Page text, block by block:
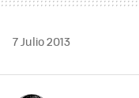
7 Julio 2013